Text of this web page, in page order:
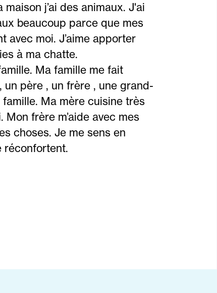
j’ai des animaux. J'ai
beaucoup parce que mes
avec moi. J’aime apporter
à ma chatte.
Ma famille me fait
un père , un frère , une grand-
Ma mère cuisine très
frère m’aide avec mes
choses. Je me sens en
réconfortent.